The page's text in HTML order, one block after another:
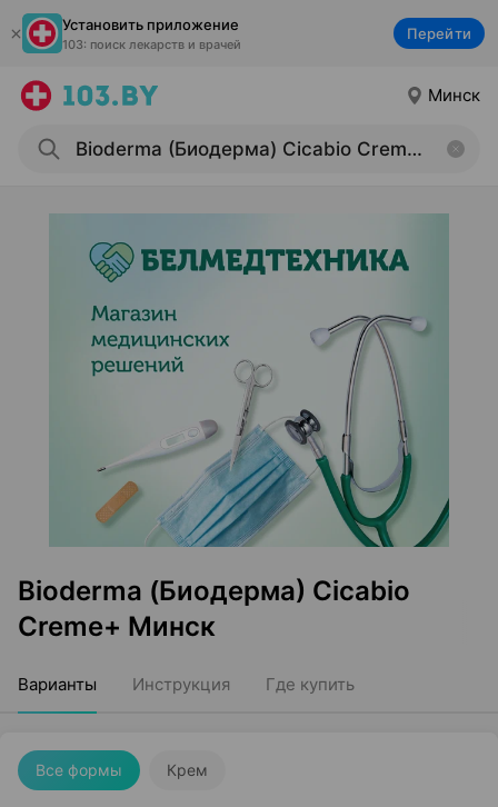
Установить приложение
103: поиск лекарств и врачей
Перейти
Минск
Bioderma (Биодерма) Cicabio
Creme+ Минск
Варианты Инструкция Где купить
Все формы Крем